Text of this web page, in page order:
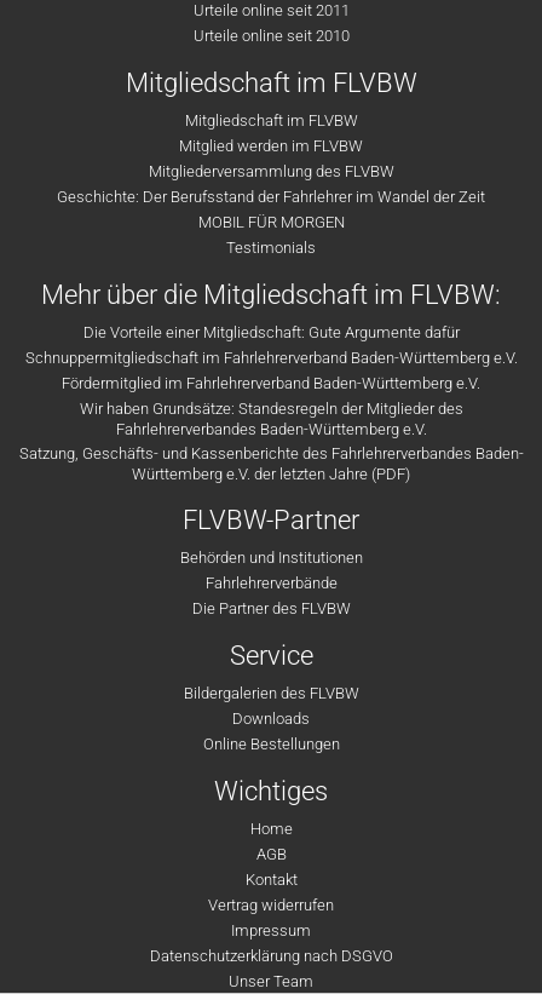
Urteile online seit 2011
Urteile online seit 2010
Mitgliedschaft im FLVBW
Mitgliedschaft im FLVBW
Mitglied werden im FLVBW
Mitgliederversammlung des FLVBW
Geschichte: Der Berufsstand der Fahrlehrer im Wandel der Zeit
MOBIL FÜR MORGEN
Testimonials
Mehr über die Mitgliedschaft im FLVBW:
Die Vorteile einer Mitgliedschaft: Gute Argumente dafür
Schnuppermitgliedschaft im Fahrlehrerverband Baden-Württemberg e.V.
Fördermitglied im Fahrlehrerverband Baden-Württemberg e.V.
Wir haben Grundsätze: Standesregeln der Mitglieder des
Fahrlehrerverbandes Baden-Württemberg e.V.
Satzung, Geschäfts- und Kassenberichte des Fahrlehrerverbandes Baden-
Württemberg e.V. der letzten Jahre (PDF)
FLVBW-Partner
Behörden und Institutionen
Fahrlehrerverbände
Die Partner des FLVBW
Service
Bildergalerien des FLVBW
Downloads
Online Bestellungen
Wichtiges
Home
AGB
Kontakt
Vertrag widerrufen
Impressum
Datenschutzerklärung nach DSGVO
Unser Team